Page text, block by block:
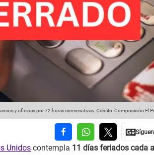
y oficinas por 72 horas consecutivas. Crédito: Composición El
Unidos contempla 11 días feriados cada